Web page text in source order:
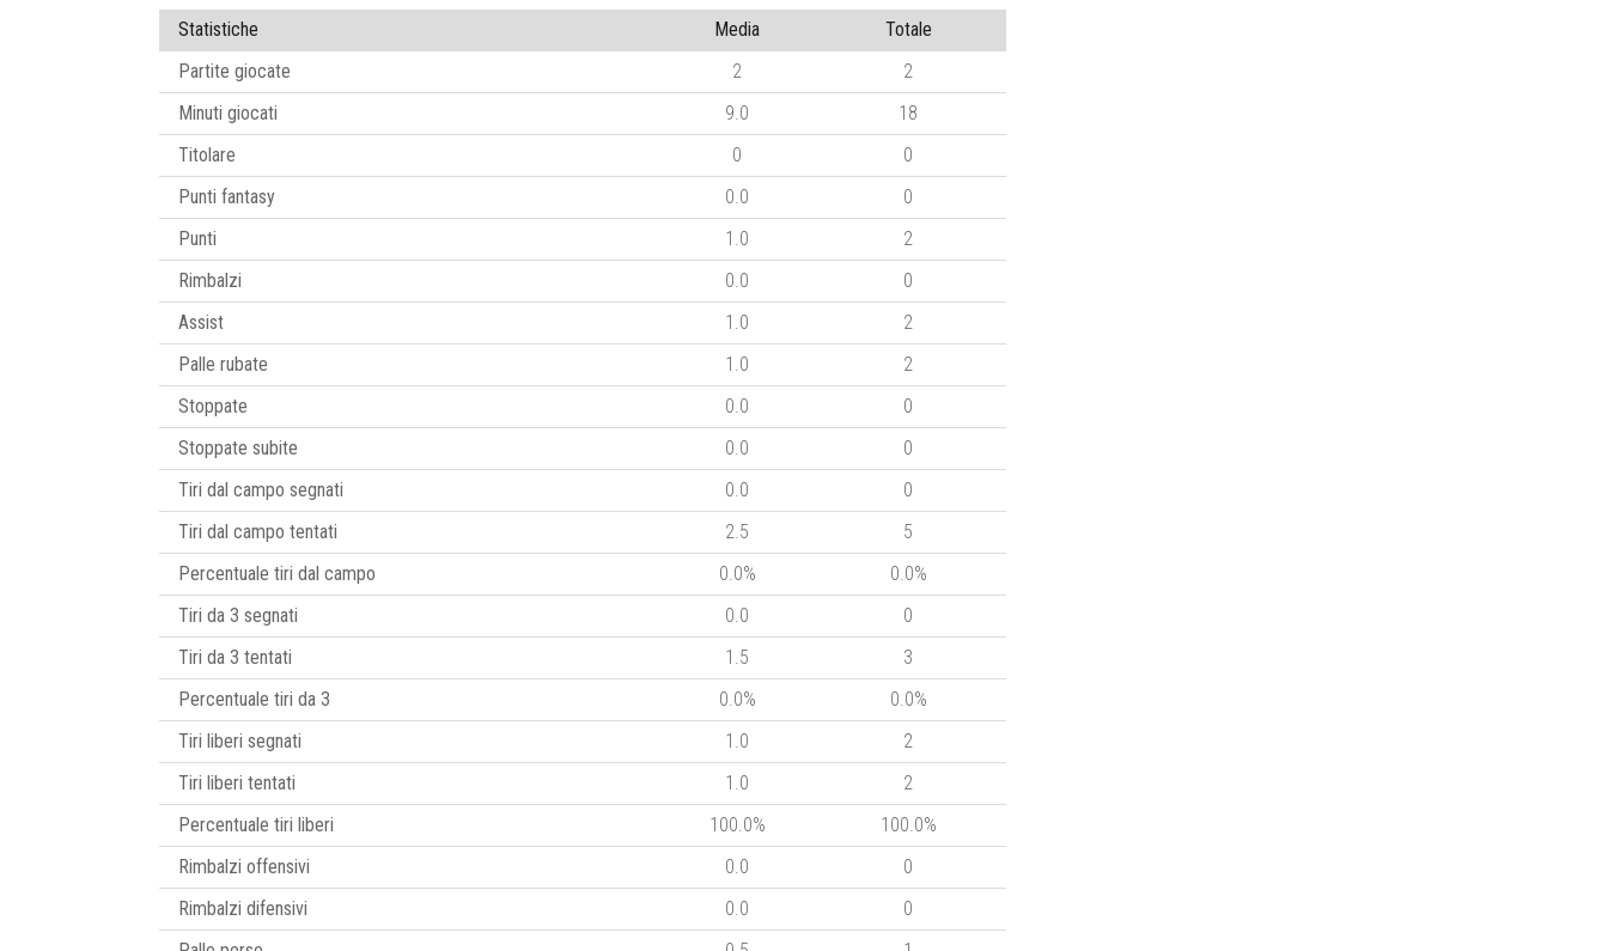
Statistiche Media
Totale
Partite giocate
2
2
Minuti giocati
9.0
18
Titolare
0
0
Punti fantasy
0.0
0
Punti
1.0
2
Rimbalzi
0.0
0
Assist
1.0
2
Palle rubate
1.0
2
Stoppate
0.0
0
Stoppate subite
0.0
0
Tiri dal campo segnati
0.0
0
Tiri dal campo tentati
2.5
5
Percentuale tiri dal campo
0.0%
0.0%
Tiri da 3 segnati
0.0
0
Tiri da 3 tentati
1.5
3
Percentuale tiri da 3
0.0%
0.0%
Tiri liberi segnati
1.0
2
Tiri liberi tentati
1.0
2
Percentuale tiri liberi
100.0%
100.0%
Rimbalzi offensivi
0.0
0
Rimbalzi difensivi
0.0
0